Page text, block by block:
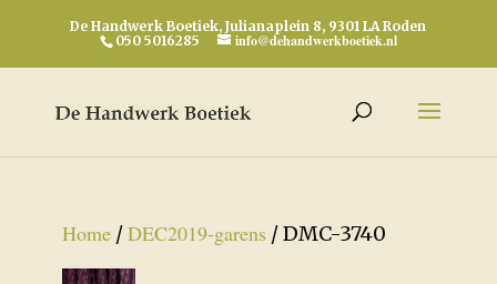
De Handwerk Boetiek, Julianaplein 8, 9301 LA Roden
050 5016285
info@dehandwerkboetiek.nl
Home/DEC2019-garens / DMC-3740